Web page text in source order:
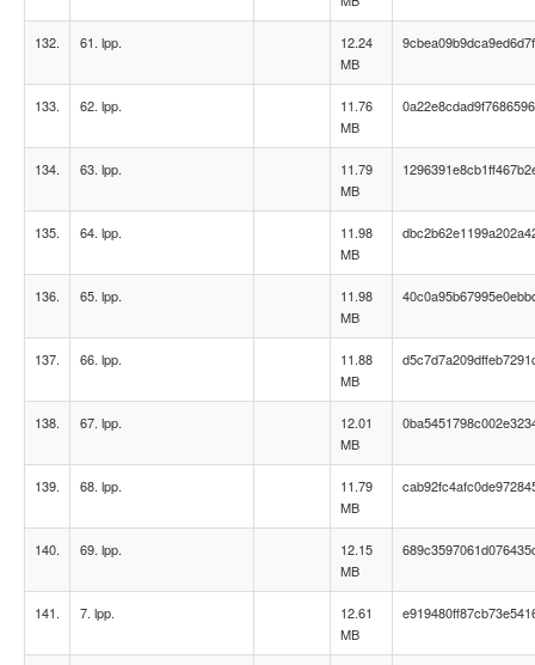
132. 61. lpp.
12.24
MB
133. 62. lpp.
11.76
MB
134. 63. lpp.
11.79
MB
135. 64. lpp.
11.98
MB
136. 65. lpp.
11.98
MB
137. 66. lpp.
11.88
MB
138. 67. lpp.
12.01
MB
139. 68. lpp.
11.79
MB
140. 69. lpp.
12.15
MB
141. 7. lpp.
12.61
MB